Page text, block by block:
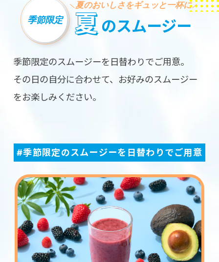
季節限定
夏のおいしさをギュッと一杯に
夏 のスムージー
季節限定のスムージーを日替わりでご用意。
その日の自分に合わせて、お好みのスムージー
をお楽しみください。
#季節限定のスムージーを日替わりでご用意